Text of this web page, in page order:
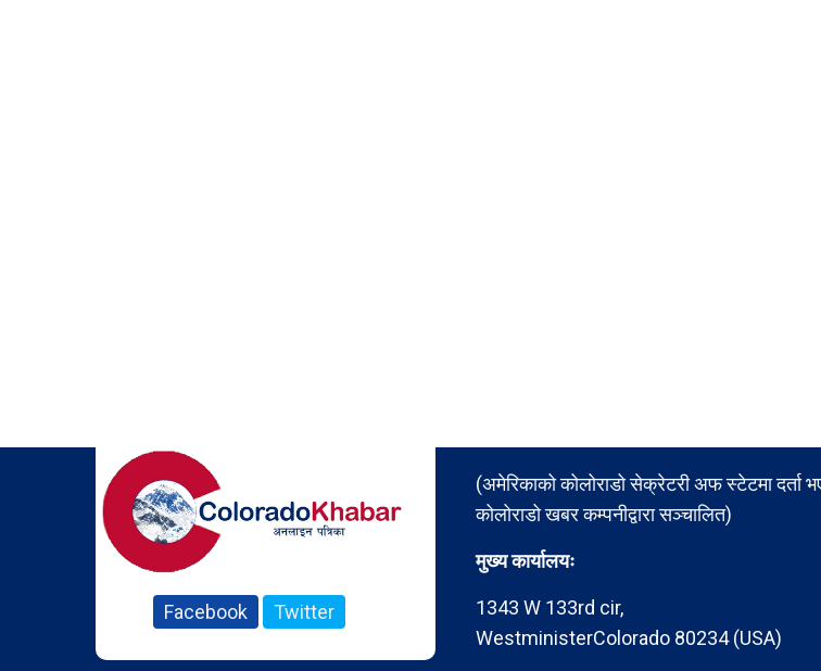
Facebook Twitter
(अमेरिकाको कोलोराडो सेक्रेटरी अफ स्टेटमा दर्ता
कोलोराडो खबर कम्पनीद्वारा सञ्चालित)
मुख्य कार्यालयः
1343 W 133rd cir,
WestministerColorado 80234 (USA)